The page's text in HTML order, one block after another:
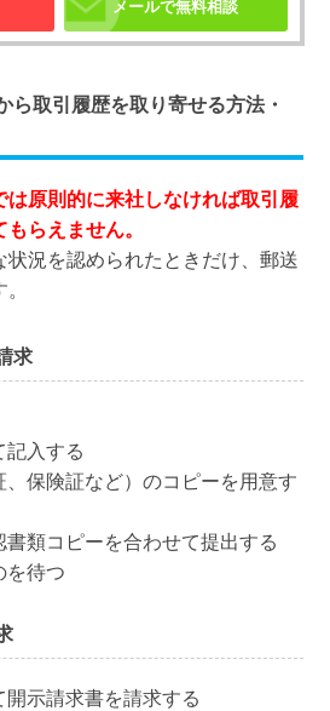
メールで無料相談
ら取引履歴を取り寄せる方法・
は原則的に来社しなければ取引履
らえません。
状況を認められたときだけ、郵送
求
記入する
保険証など）のコピーを用意す
類コピーを合わせて提出する
を待つ
示請求書を請求する